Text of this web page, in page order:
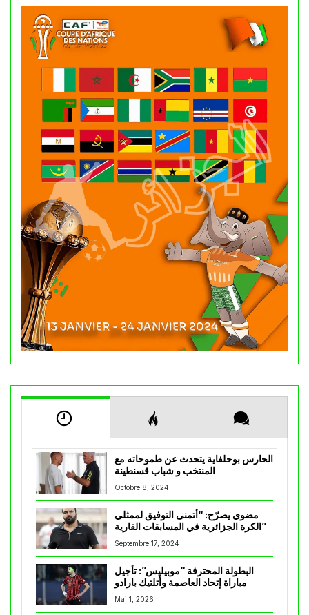
الحارس بوحلفاية يتحدث عن طموحاته مع
المنتخب و شباب قسنطينة
Octobre 8, 2024
مضوي يصرّح: “أتمنى التوفيق لممثلي
الكرة الجزائرية في المسابقات القارية”
Septembre 17, 2024
البطولة المحترفة “موبيليس”: تأجيل
مباراة إتحاد العاصمة وأتلتيك بارادو
Mai 1, 2026